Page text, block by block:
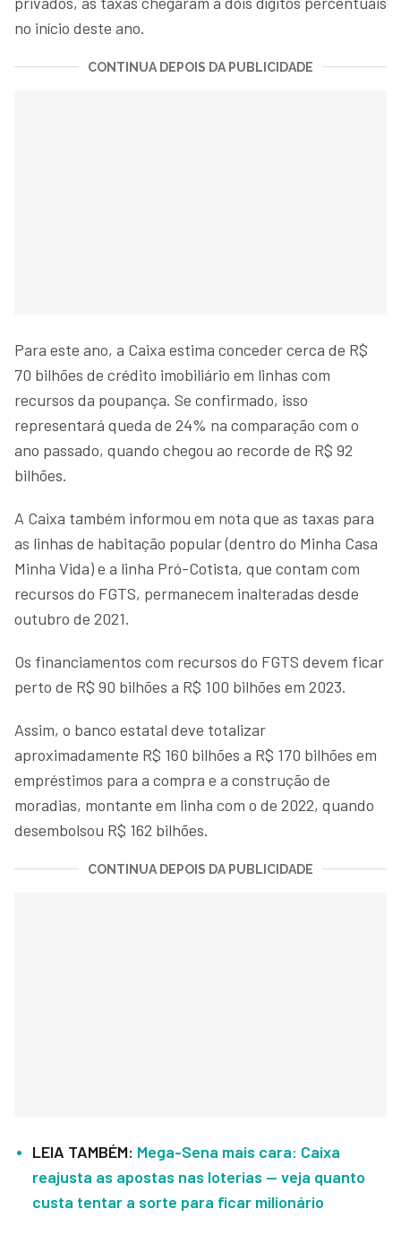
no início deste ano.
CONTINUA DEPOIS DA PUBLICIDADE
Para este ano, a Caixa estima conceder cerca de R$
70 bilhões de crédito imobiliário em linhas com
recursos da poupança. Se confirmado, isso
representará queda de 24% na comparação com o
ano passado, quando chegou ao recorde de R$ 92
bilhões.
A Caixa também informou em nota que as taxas para
as linhas de habitação popular (dentro do Minha Casa
Minha Vida) e a linha Pró-Cotista, que contam com
recursos do FGTS, permanecem inalteradas desde
outubro de 2021.
Os financiamentos com recursos do FGTS devem ficar
perto de R$ 90 bilhões a R$ 100 bilhões em 2023.
Assim, o banco estatal deve totalizar
aproximadamente R$ 160 bilhões a R$ 170 bilhões em
empréstimos para a compra e a construção de
moradias, montante em linha com o de 2022, quando
desembolsou R$ 162 bilhões.
CONTINUA DEPOIS DA PUBLICIDADE
LEIA TAMBÉM: Mega-Sena mais cara: Caixa
reajusta as apostas nas loterias — veja quanto
custa tentar a sorte para ficar milionário